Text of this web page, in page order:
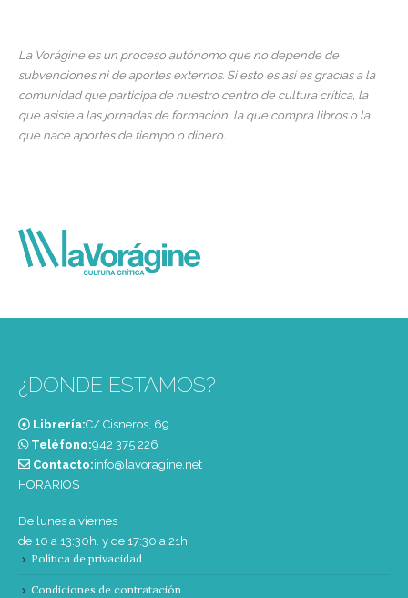
La Vorágine es un proceso autónomo que no depende de
subvenciones ni de aportes externos. Si esto es así es gracias a la
comunidad que participa de nuestro centro de cultura crítica, la
que asiste a las jornadas de formación, la que compra libros o la
que hace aportes de tiempo o dinero.
¿DONDE ESTAMOS?
Librería:C/ Cisneros, 69
Teléfono:‭942 375 226‬
Contacto:info@lavoragine.net
HORARIOS
De lunes a viernes
de 10 a 13:30h. y de 17:30 a 21h.
Política de privacidad
Condiciones de contratación